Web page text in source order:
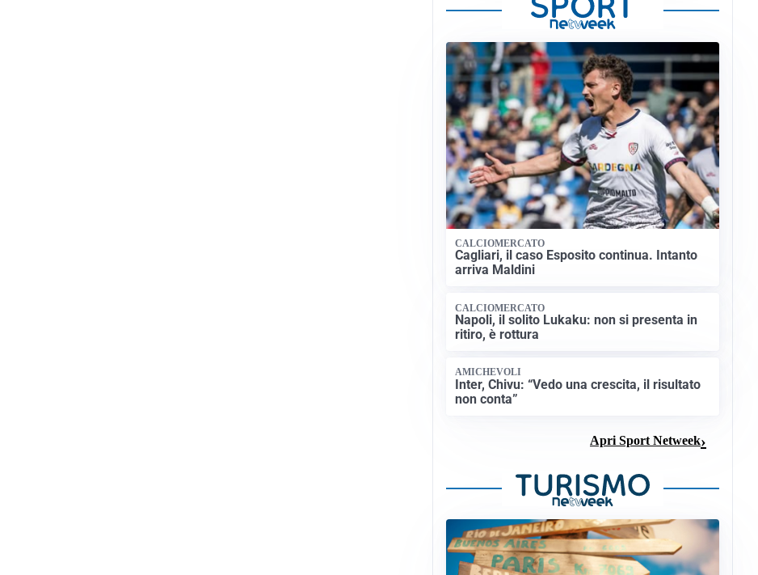
CALCIOMERCATO
Cagliari, il caso Esposito continua. Intanto
arriva Maldini
CALCIOMERCATO
Napoli, il solito Lukaku: non si presenta in
ritiro, è rottura
AMICHEVOLI
Inter, Chivu: “Vedo una crescita, il risultato
non conta”
Apri Sport Netweek